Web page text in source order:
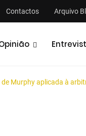
Contactos Arquivo
de Murphy aplicada à